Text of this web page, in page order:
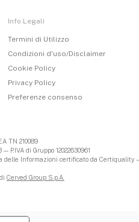
Info Legali
Termini di Utilizzo
Condizioni d'uso/Disclaimer
Cookie Policy
Privacy Policy
Preferenze consenso
TN 210089
P.IVA di Gruppo 12022630961
delle Informazioni certificato da Certiquality –
Cerved Group S.p.A.